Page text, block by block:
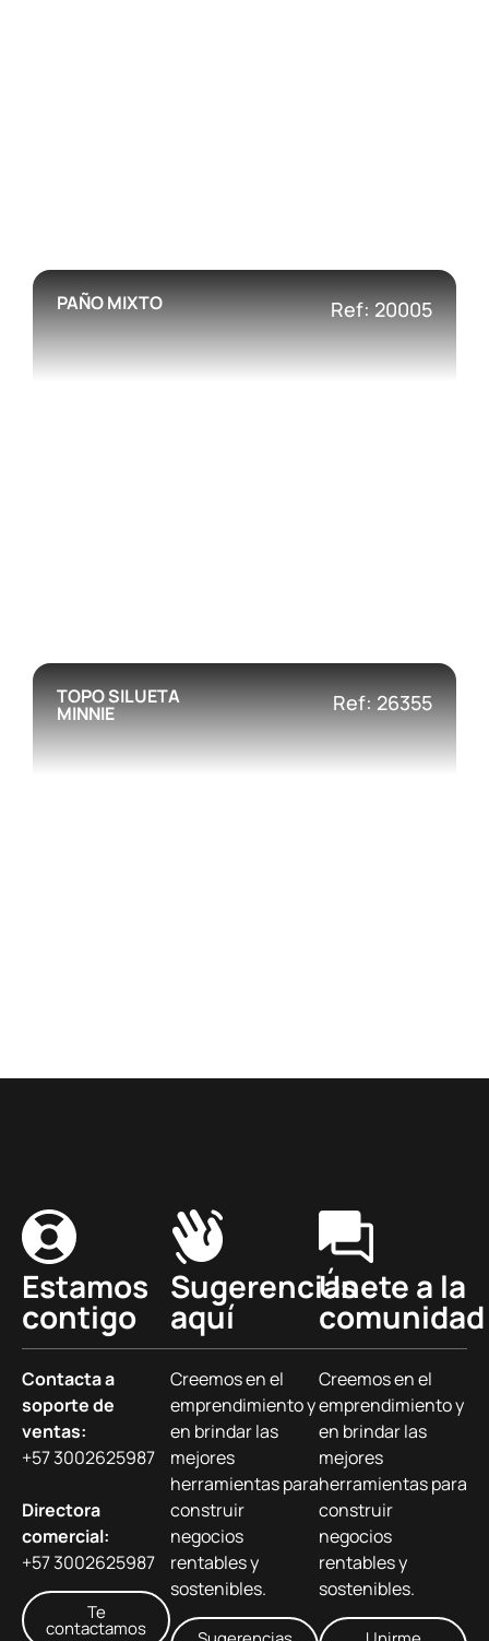
PAÑO MIXTO Ref: 20005
TOPO SILUETA
MINNIE Ref: 26355
Estamos
contigo
Contacta a
soporte de
ventas:
+57 3002625987
Directora
comercial:
+57 3002625987
Te
contactamos
Sugerencias
aquí
Creemos en el
emprendimiento y
en brindar las
mejores
herramientas para
construir
negocios
rentables y
sostenibles.
Únete a la
comunidad
Creemos en el
emprendimiento y
en brindar las
mejores
herramientas para
construir
negocios
rentables y
sostenibles.